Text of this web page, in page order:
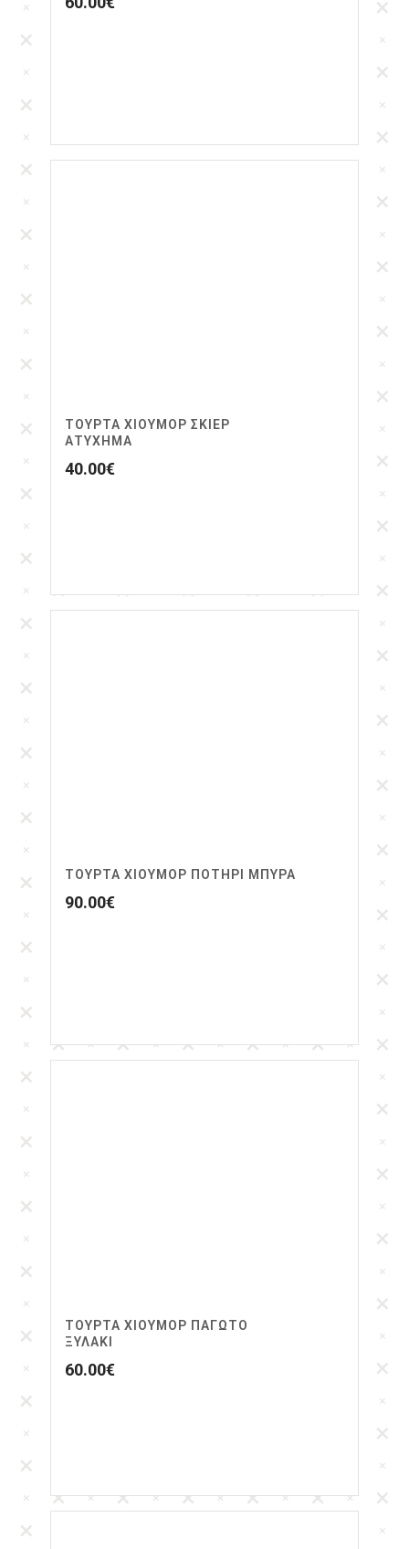
ΤΟΥΡΤΑ ΧΙΟΥΜΟΡ ΣΚΙΕΡ
ΑΤΥΧΗΜΑ
40.00€
ΤΟΥΡΤΑ ΧΙΟΥΜΟΡ ΠΟΤΗΡΙ ΜΠΥΡΑ
90.00€
ΤΟΥΡΤΑ ΧΙΟΥΜΟΡ ΠΑΓΩΤΟ
ΞΥΛΑΚΙ
60.00€